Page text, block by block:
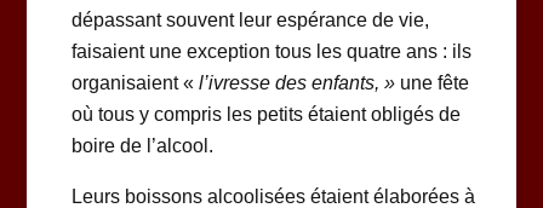
dépassant souvent leur espérance de vie,
faisaient une exception tous les quatre ans : ils
organisaient « l’ivresse des enfants, »une fête
où tous y compris les petits étaient obligés de
boire de l’alcool.
Leurs boissons alcoolisées étaient élaborées à